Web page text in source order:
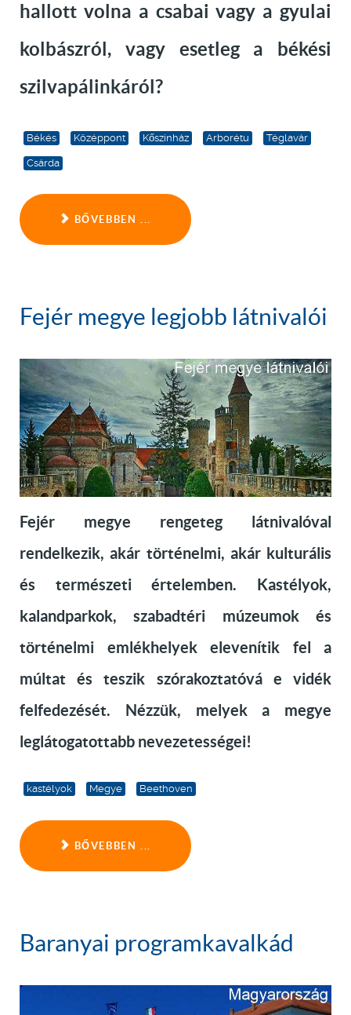
hallott volna a csabai vagy a gyulai
kolbászról, vagy esetleg a békési
szilvapálinkáról?
Békés Középpont Kőszínház Arborétu Téglavár
Csárda
BŐVEBBEN ...
Fejér megye legjobb látnivalói
Fejér megye rengeteg látnivalóval
rendelkezik, akár történelmi, akár kulturális
és természeti értelemben. Kastélyok,
kalandparkok, szabadtéri múzeumok és
történelmi emlékhelyek elevenítik fel a
múltat és teszik szórakoztatóvá e vidék
felfedezését. Nézzük, melyek a megye
leglátogatottabb nevezetességei!
kastélyok Megye Beethoven
BŐVEBBEN ...
Baranyai programkavalkád